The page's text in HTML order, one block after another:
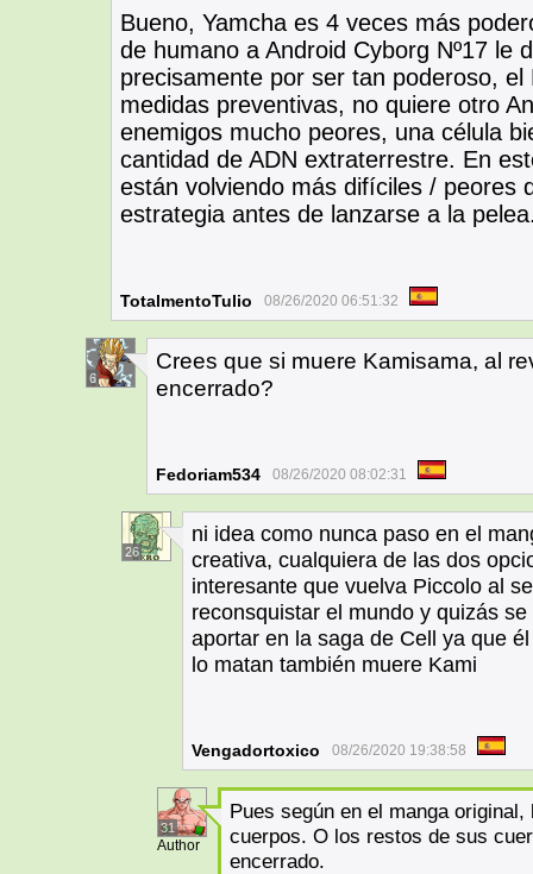
Bueno, Yamcha es 4 veces más
de humano a Android Cyborg Nº17 le
precisamente por ser tan poderoso,
medidas preventivas, no quiere otro
enemigos mucho peores, una célula
cantidad de ADN extraterrestre. En
están volviendo más difíciles / peores
estrategia antes de lanzarse a la
TotalmentoTulio 08/26/2020 06:51:32
6
Crees que si muere Kamisama, al
encerrado?
Fedoriam534 08/26/2020 08:02:31
26
ni idea como nunca paso en el
creativa, cualquiera de las dos
interesante que vuelva Piccolo al
reconsquistar el mundo y quizás
aportar en la saga de Cell ya que
lo matan también muere Kami
Vengadortoxico 08/26/2020 19:38:58
31
Author
Pues según en el manga
cuerpos. O los restos de sus
encerrado.